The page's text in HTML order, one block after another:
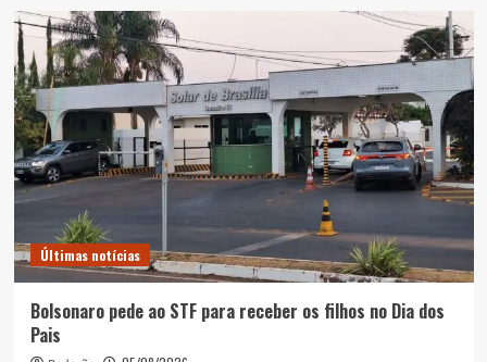
Últimas notícias
Bolsonaro pede ao STF para receber os filhos no Dia dos
Pais